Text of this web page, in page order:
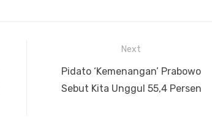
Next
Next
post:
Pidato ‘Kemenangan’ Prabowo
Sebut Kita Unggul 55,4 Persen